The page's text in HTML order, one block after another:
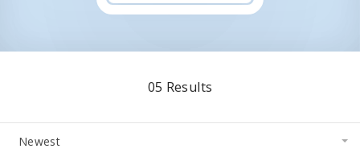
05 Results
Newest